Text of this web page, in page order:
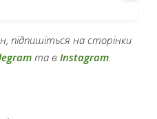
підпишіться на сторінки
та в Instagram.